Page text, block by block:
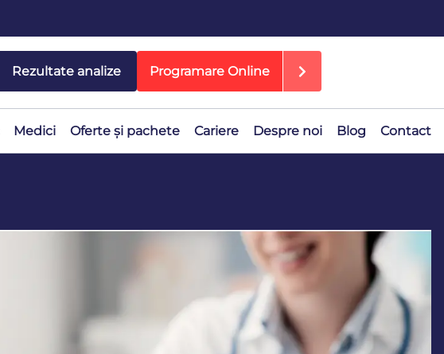
Rezultate analize Programare Online
Medici Oferte și pachete Cariere Despre noi Blog Contact